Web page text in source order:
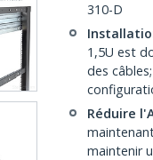
310-D
1,5U est
des
Réduire
maintenir